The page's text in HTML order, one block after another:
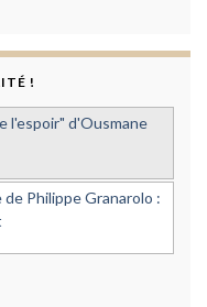
!
l'espoir" d'Ousmane
Philippe Granarolo :